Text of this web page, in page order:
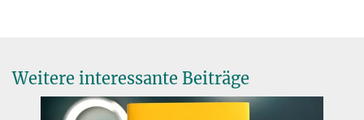
Weitere interessante Beiträge